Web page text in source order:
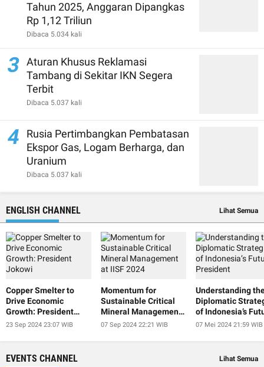
Tahun 2025, Anggaran Dipangkas
Rp 1,12 Triliun
Dibaca 5.034 kali
3 Aturan Khusus Reklamasi
Tambang di Sekitar IKN Segera
Terbit
Dibaca 5.037 kali
4
Rusia Pertimbangkan Pembatasan
Ekspor Gas, Logam Berharga, dan
Uranium
Dibaca 5.037 kali
ENGLISH CHANNEL Lihat Semua
Copper Smelter to
Drive Economic
Growth: President
Jokowi
23 Sep 2024 23:07 WIB
Momentum for
Sustainable Critical
Mineral Management
at IISF 2024
07 Sep 2024 22:21 WIB
Understanding
Diplomatic
of Indonesia’s
President
07 Mei 2024 21:59 WIB
EVENTS CHANNEL Lihat Semua